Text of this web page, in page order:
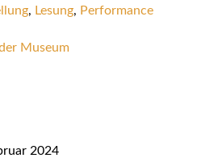
, Lesung, Per­for­mance
Muse­um
2024